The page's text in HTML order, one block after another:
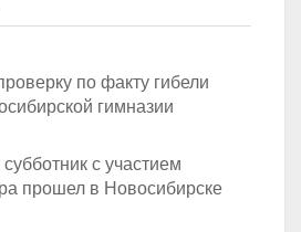
по факту гибели
гимназии
с участием
прошел в Новосибирске